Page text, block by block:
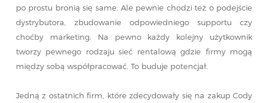
po prostu bronią się same. Ale pewnie chodzi też o podejście
dystrybutora, zbudowanie odpowiedniego supportu czy
choćby marketing. Na pewno każdy kolejny użytkownik
tworzy pewnego rodzaju sieć rentalową gdzie firmy mogą
między sobą współpracować. To buduje potencjał.
Jedną z ostatnich firm, które zdecydowały się na zakup Cody